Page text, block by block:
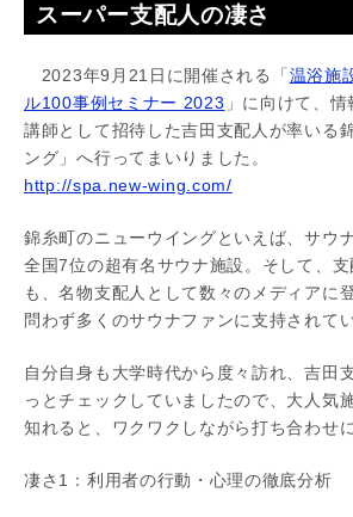
スーパー支配人の凄さ
2023年9月21日に開催される「 温浴施
ル100事例セミナー 2023 」に向けて、
講師として招待した吉田支配人が率いる
ング」へ行ってまいりました。
http://spa.new-wing.com/
錦糸町のニューウイングといえば、サウ
全国7位の超有名サウナ施設。そして、
も、名物支配人として数々のメディアに
問わず多くのサウナファンに支持されてい
自分自身も大学時代から度々訪れ、吉田
っとチェックしていましたので、大人気
知れると、ワクワクしながら打ち合わせ
凄さ1：利用者の行動・心理の徹底分析